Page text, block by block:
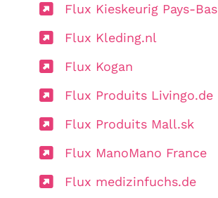
Flux Kieskeurig Pays-Bas
Flux Kleding.nl
Flux Kogan
Flux Produits Livingo.de
Flux Produits Mall.sk
Flux ManoMano France
Flux medizinfuchs.de